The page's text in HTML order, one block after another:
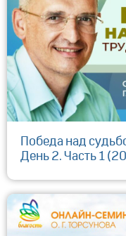
Победа над
День 2. Часть 1